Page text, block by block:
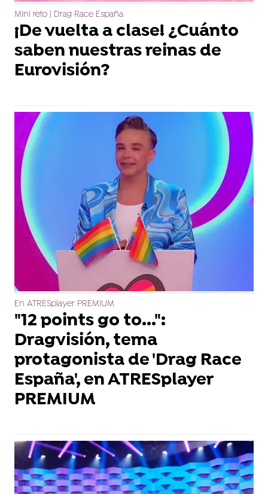
Mini reto | Drag Race España
¡De vuelta a clase! ¿Cuánto
saben nuestras reinas de
Eurovisión?
En ATRESplayer PREMIUM
"12 points go to...":
Dragvisión, tema
protagonista de 'Drag Race
España', en ATRESplayer
PREMIUM